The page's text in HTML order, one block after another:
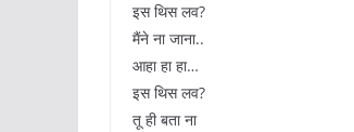
इस थिस लव?
मैंने ना जाना..
आहा हा हा…
इस थिस लव?
तू ही बता ना